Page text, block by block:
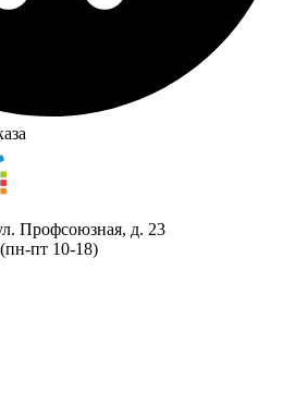
Профсоюзная, д. 23
(пн-пт 10-18)